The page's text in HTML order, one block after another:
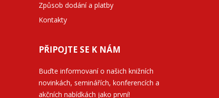
Způsob dodání a platby
Kontakty
PŘIPOJTE SE K NÁM
Buďte informovaní o našich knižních
novinkách, seminářích, konferencích a
akčních nabídkách jako první!